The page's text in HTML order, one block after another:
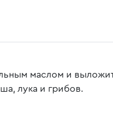
маслом и
лука и грибов.